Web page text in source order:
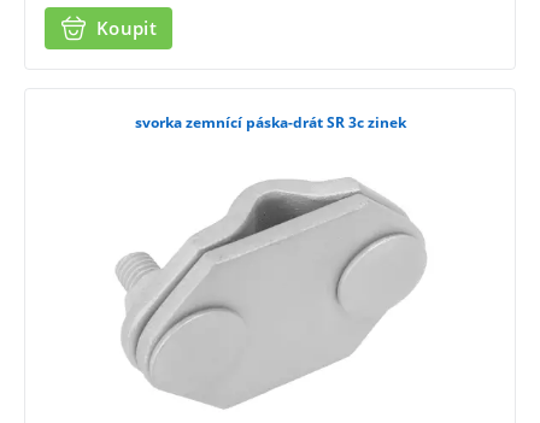
Koupit
svorka zemnící páska-drát SR 3c zinek